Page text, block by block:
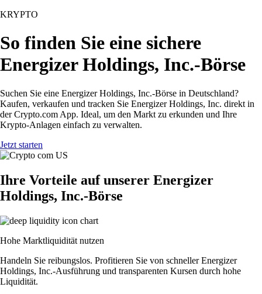
KRYPTO
So finden Sie eine sichere
Energizer Holdings, Inc.-Börse
Suchen Sie eine Energizer Holdings, Inc.-Börse in Deutschland?
Kaufen, verkaufen und tracken Sie Energizer Holdings, Inc. direkt in
der Crypto.com App. Ideal, um den Markt zu erkunden und Ihre
Krypto-Anlagen einfach zu verwalten.
Jetzt starten
Ihre Vorteile auf unserer Energizer
Holdings, Inc.-Börse
Hohe Marktliquidität nutzen
Handeln Sie reibungslos. Profitieren Sie von schneller Energizer
Holdings, Inc.-Ausführung und transparenten Kursen durch hohe
Liquidität.